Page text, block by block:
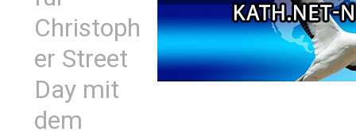
Christoph
er Street
Day mit
dem